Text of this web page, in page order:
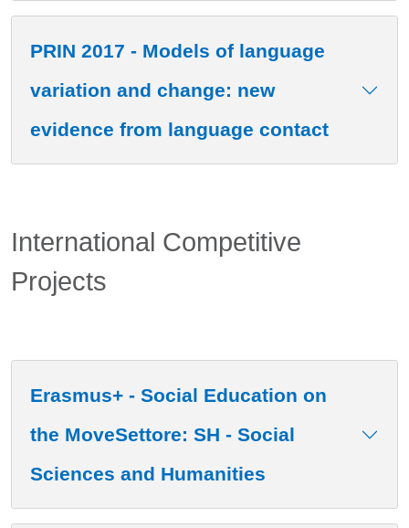
PRIN 2017 - Models of language
variation and change: new
evidence from language contact
International Competitive
Projects
Erasmus+ - Social Education on
the MoveSettore: SH - Social
Sciences and Humanities